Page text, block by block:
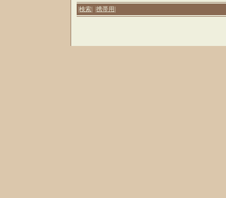
|検索| |携帯用|